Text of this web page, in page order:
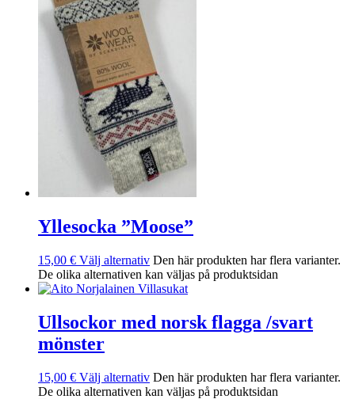
Yllesocka ”Moose”
15,00 € Välj alternativ Den här produkten har flera varianter.
De olika alternativen kan väljas på produktsidan
Ullsockor med norsk flagga /svart
mönster
15,00 € Välj alternativ Den här produkten har flera varianter.
De olika alternativen kan väljas på produktsidan